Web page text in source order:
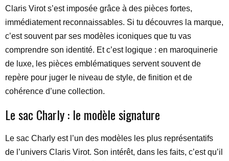
Claris Virot s’est imposée grâce à des pièces fortes,
immédiatement reconnaissables. Si tu découvres la marque,
c’est souvent par ses modèles iconiques que tu vas
comprendre son identité. Et c’est logique : en maroquinerie
de luxe, les pièces emblématiques servent souvent de
repère pour juger le niveau de style, de finition et de
cohérence d’une collection.
Le sac Charly : le modèle signature
Le sac Charly est l’un des modèles les plus représentatifs
de l’univers Claris Virot. Son intérêt, dans les faits, c’est qu’il